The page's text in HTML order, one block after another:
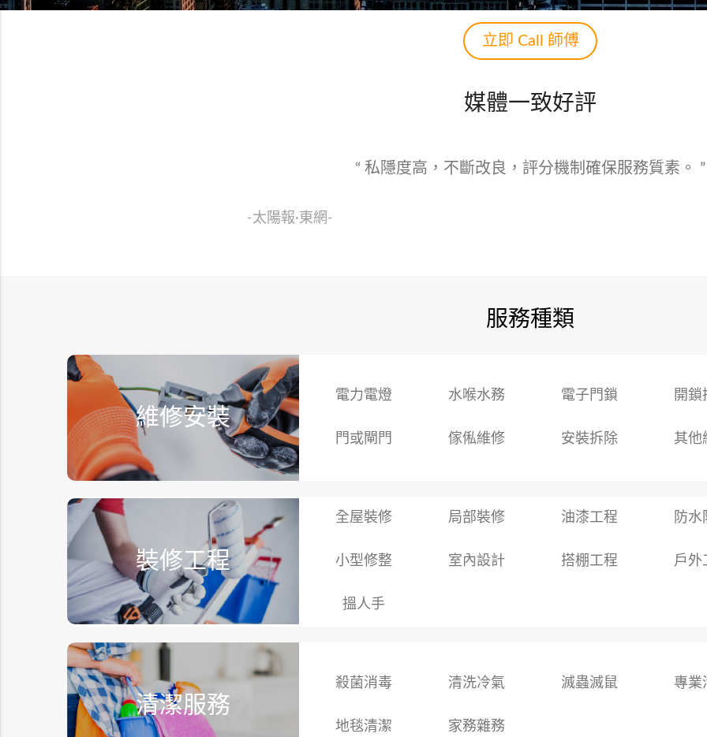
立即 Call 師傅
媒體一致好評
“ 涵蓋生活範疇，都市人工作忙碌，「Call師傅」為客戶提供各
-蘋果日報-
服務種類
維修安裝
電力電燈 水喉水務 電子門鎖 開鎖
門或閘門 傢俬維修 安裝拆除 其他
裝修工程
全屋裝修 局部裝修 油漆工程 防水
小型修整 室內設計 搭棚工程 戶外
搵人手
清潔服務
殺菌消毒 清洗冷氣 滅蟲滅鼠 專業
地毯清潔 家務雜務